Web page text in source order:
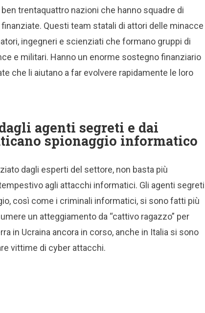
trentaquattro nazioni che hanno squadre di
Questi team statali di attori delle minacce
ingegneri e scienziati che formano gruppi di
e militari. Hanno un enorme sostegno finanziario
che li aiutano a far evolvere rapidamente le loro
agenti segreti e dai
spionaggio informatico
dagli esperti del settore, non basta più
agli attacchi informatici. Gli agenti segreti
così come i criminali informatici, si sono fatti più
un atteggiamento da “cattivo ragazzo” per
in Ucraina ancora in corso, anche in Italia si sono
vittime di cyber attacchi.